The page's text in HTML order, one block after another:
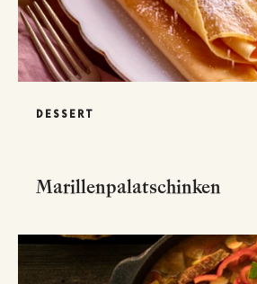
DESSERT
Marillenpalatschinken